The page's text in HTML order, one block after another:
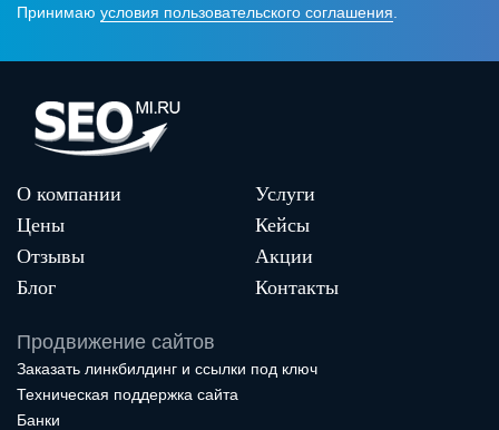
Принимаю условия пользовательского соглашения
О компании
Услуги
Цены
Кейсы
Отзывы
Акции
Блог
Контакты
Продвижение сайтов
Заказать линкбилдинг и ссылки под ключ
Техническая поддержка сайта
Банки